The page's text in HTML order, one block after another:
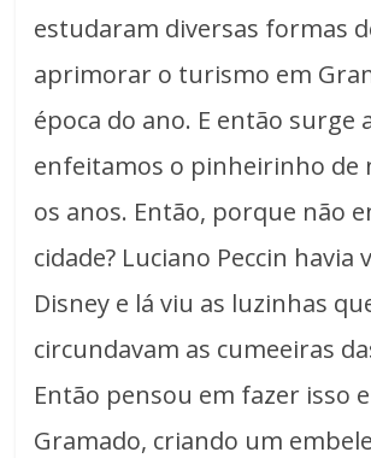
estudaram diversas formas
aprimorar o turismo em
época do ano. E então surge
enfeitamos o pinheirinho de
os anos. Então, porque não
cidade? Luciano Peccin havia
Disney e lá viu as luzinhas
circundavam as cumeeiras
Então pensou em fazer isso
Gramado, criando um